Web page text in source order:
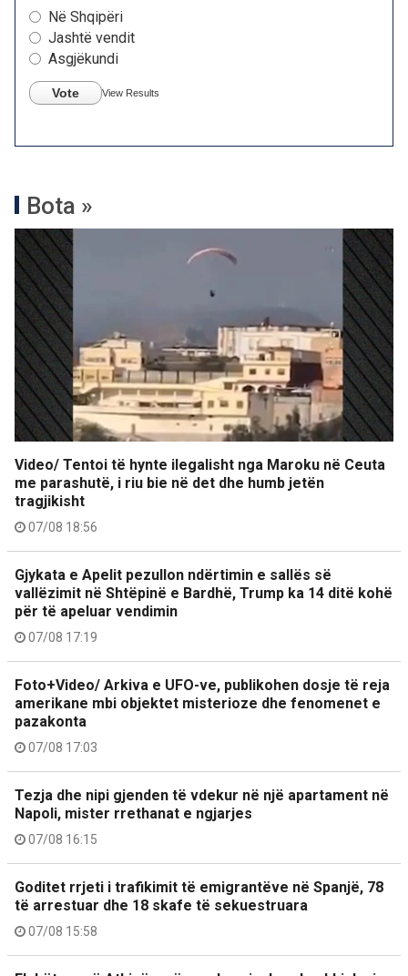
Në Shqipëri
Jashtë vendit
Asgjëkundi
Vote View Results
Bota »
Video/ Tentoi të hynte ilegalisht nga Maroku në Ceuta
me parashutë, i riu bie në det dhe humb jetën
tragjikisht
07/08 18:56
Gjykata e Apelit pezullon ndërtimin e sallës së
vallëzimit në Shtëpinë e Bardhë, Trump ka 14 ditë kohë
për të apeluar vendimin
07/08 17:19
Foto+Video/ Arkiva e UFO-ve, publikohen dosje të reja
amerikane mbi objektet misterioze dhe fenomenet e
pazakonta
07/08 17:03
Tezja dhe nipi gjenden të vdekur në një apartament në
Napoli, mister rrethanat e ngjarjes
07/08 16:15
Goditet rrjeti i trafikimit të emigrantëve në Spanjë, 78
të arrestuar dhe 18 skafe të sekuestruara
07/08 15:58